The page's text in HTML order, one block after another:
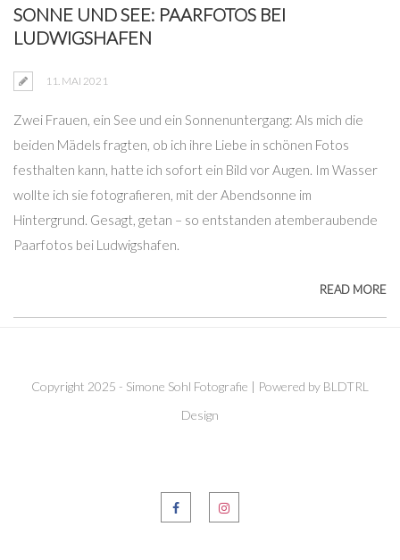
SONNE UND SEE: PAARFOTOS BEI
LUDWIGSHAFEN
11. MAI 2021
Zwei Frauen, ein See und ein Sonnenuntergang: Als mich die
beiden Mädels fragten, ob ich ihre Liebe in schönen Fotos
festhalten kann, hatte ich sofort ein Bild vor Augen. Im Wasser
wollte ich sie fotografieren, mit der Abendsonne im
Hintergrund. Gesagt, getan – so entstanden atemberaubende
Paarfotos bei Ludwigshafen.
READ MORE
Copyright 2025 - Simone Sohl Fotografie | Powered by BLDTRL
Design